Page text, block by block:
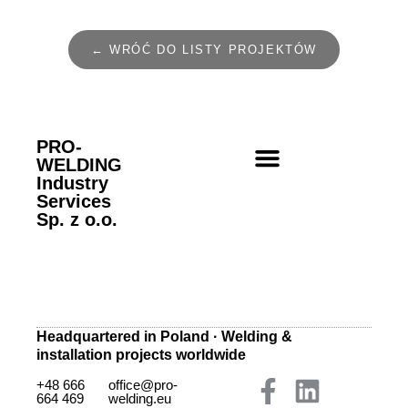
← WRÓĆ DO LISTY PROJEKTÓW
PRO-
WELDING
Industry
Services
Sp. z o.o.
Headquartered in Poland · Welding &
installation projects worldwide
+48 666
664 469
office@pro-
welding.eu